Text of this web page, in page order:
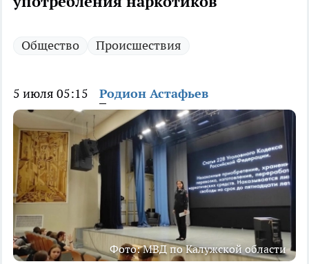
Общество Происшествия
5 июля 05:15 Родион Астафьев
Фото: МВД по Калужской области